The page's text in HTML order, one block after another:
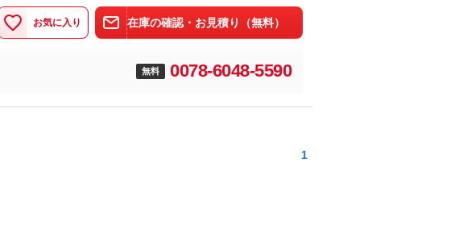
お気に入り 在庫の確認・お見積り（無料）
無料 0078-6048-5590
1